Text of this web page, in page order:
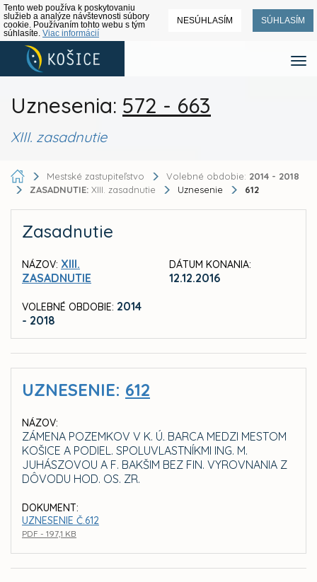
Tento web používa k poskytovaniu
služieb a analýze návštevnosti súbory
cookie. Používaním tohto webu s tým
súhlasíte. Viac informácií
NESÚHLASÍM SÚHLASÍM
Uznesenia: 572 - 663
XIII. zasadnutie
Mestské zastupiteľstvo Volebné obdobie: 2014 - 2018
ZASADNUTIE: XIII. zasadnutie Uznesenie 612
Zasadnutie
NÁZOV: XIII.
ZASADNUTIE
VOLEBNÉ OBDOBIE: 2014
- 2018
DÁTUM KONANIA:
12.12.2016
UZNESENIE: 612
NÁZOV:
ZÁMENA POZEMKOV V K. Ú. BARCA MEDZI MESTOM
KOŠICE A PODIEL. SPOLUVLASTNÍKMI ING. M.
JUHÁSZOVOU A F. BAKŠIM BEZ FIN. VYROVNANIA Z
DÔVODU HOD. OS. ZR.
DOKUMENT:
UZNESENIE Č.612
PDF - 197,1 KB